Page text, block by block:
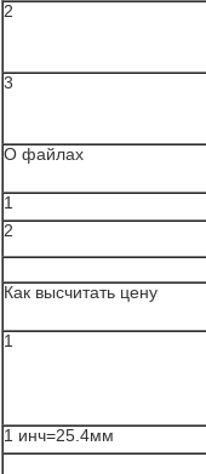
2
3
О файлах
1
2
Как высчитать цену
1
1 инч=25.4мм